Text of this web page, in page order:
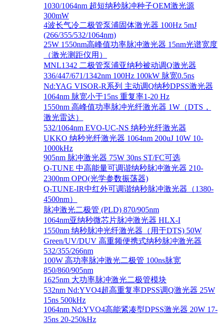
1030/1064nm 超短纳秒脉冲种子OEM激光源
300mW
4波长气冷二极管泵浦固体激光器 100Hz 5mJ
(266/355/532/1064nm)
25W 1550nm高峰值功率脉冲激光器 15nm光谱宽度
（激光测距仪用）
MNL1342 二极管泵浦亚纳秒被动调Q激光器
336/447/671/1342nm 100Hz 100kW 脉宽0.5ns
Nd:YAG VISOR-R系列 主动调Q纳秒DPSS激光器
1064nm 脉宽小于15ns 重复率1-20 Hz
1550nm 高峰值功率脉冲光纤激光器 1W（DTS，
激光雷达）
532/1064nm EVO-UC-NS 纳秒光纤激光器
UKKO 纳秒光纤激光器 1064nm 200uJ 10W 10-
1000kHz
905nm 脉冲激光器 75W 30ns ST/FC可选
Q-TUNE 中高能量可调谐纳秒脉冲激光器 210-
2300nm OPO(光学参数振荡器)
Q-TUNE-IR中红外可调谐纳秒脉冲激光器（1380-
4500nm）
脉冲激光二极管 (PLD) 870/905nm
1064nm亚纳秒微芯片脉冲激光器 HLX-I
1550nm 纳秒脉冲光纤激光器（用于DTS) 50W
Green/UV/DUV 高重频便携式纳秒脉冲激光器
532/355/266nm
100W 高功率脉冲激光二极管 100ns脉宽
850/860/905nm
1625nm 大功率脉冲激光二极管模块
532nm Nd:YVO4超高重复率DPSS调Q激光器 25W
15ns 500kHz
1064nm Nd:YVO4高能紧凑型DPSS激光器 20W 17-
35ns 20-250kHz